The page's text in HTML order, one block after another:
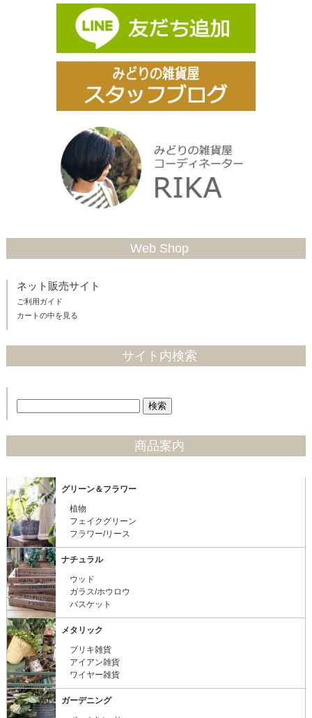
Web Shop
ネット販売サイト
ご利用ガイド
カートの中を見る
サイト内検索
商品案内
グリーン＆フラワー
植物
フェイクグリーン
フラワー/リース
ナチュラル
ウッド
ガラス/ホウロウ
バスケット
メタリック
ブリキ雑貨
アイアン雑貨
ワイヤー雑貨
ガーデニング